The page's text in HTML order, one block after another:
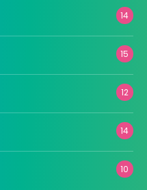
14
15
12
14
10